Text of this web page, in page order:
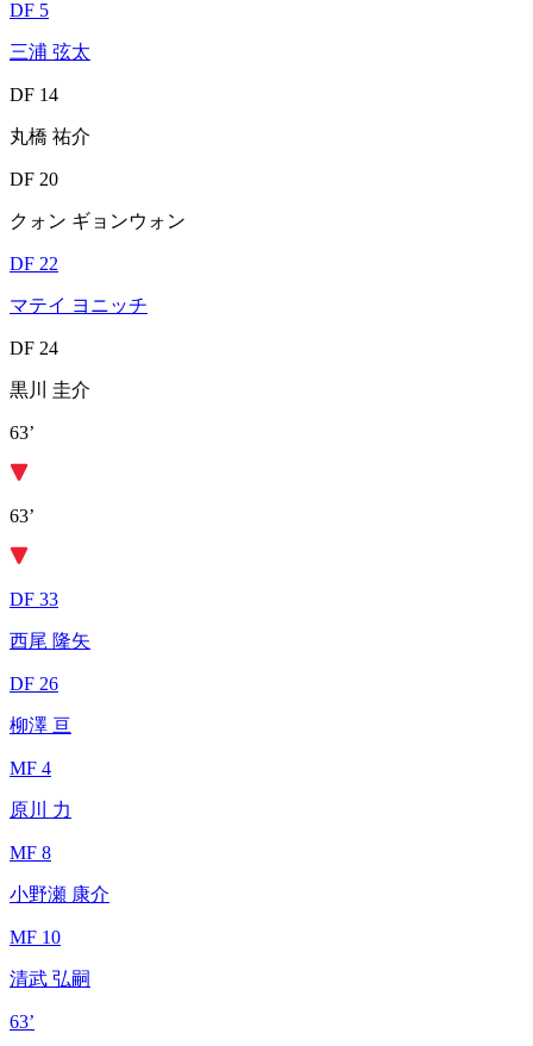
DF 5
三浦 弦太
DF 14
丸橋 祐介
DF 20
クォン ギョンウォン
DF 22
マテイ ヨニッチ
DF 24
黒川 圭介
63’
63’
DF 33
西尾 隆矢
DF 26
柳澤 亘
MF 4
原川 力
MF 8
小野瀬 康介
MF 10
清武 弘嗣
63’